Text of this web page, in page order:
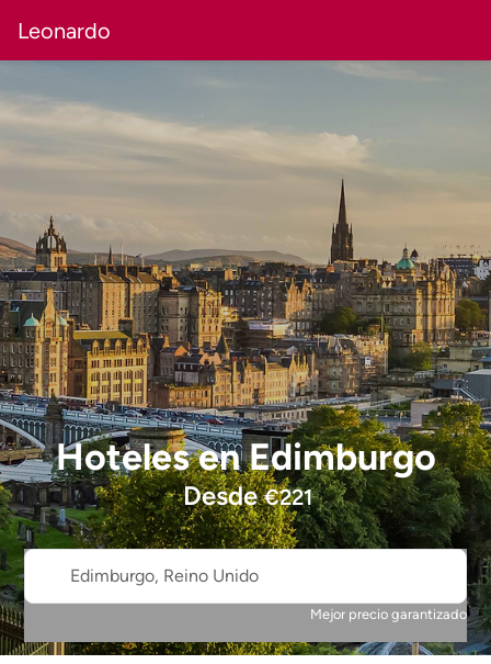
Leonardo
HotelesenEdimburgo
Desde€221
Edimburgo, Reino Unido
Mejor precio garantizado